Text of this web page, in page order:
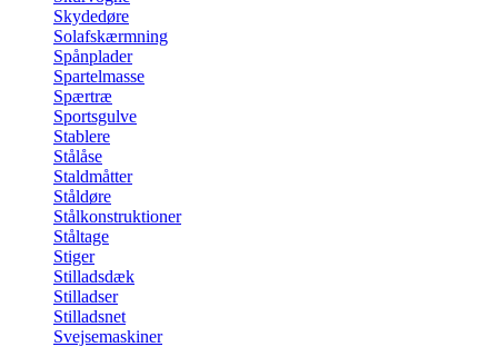
Skydedøre
Solafskærmning
Spånplader
Spartelmasse
Spærtræ
Sportsgulve
Stablere
Stålåse
Staldmåtter
Ståldøre
Stålkonstruktioner
Ståltage
Stiger
Stilladsdæk
Stilladser
Stilladsnet
Svejsemaskiner